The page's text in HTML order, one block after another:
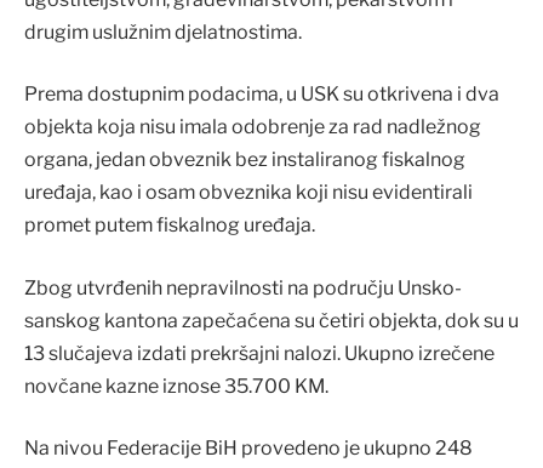
drugim uslužnim djelatnostima.
Prema dostupnim podacima, u USK su otkrivena i dva
objekta koja nisu imala odobrenje za rad nadležnog
organa, jedan obveznik bez instaliranog fiskalnog
uređaja, kao i osam obveznika koji nisu evidentirali
promet putem fiskalnog uređaja.
Zbog utvrđenih nepravilnosti na području Unsko-
sanskog kantona zapečaćena su četiri objekta, dok su u
13 slučajeva izdati prekršajni nalozi. Ukupno izrečene
novčane kazne iznose 35.700 KM.
Na nivou Federacije BiH provedeno je ukupno 248